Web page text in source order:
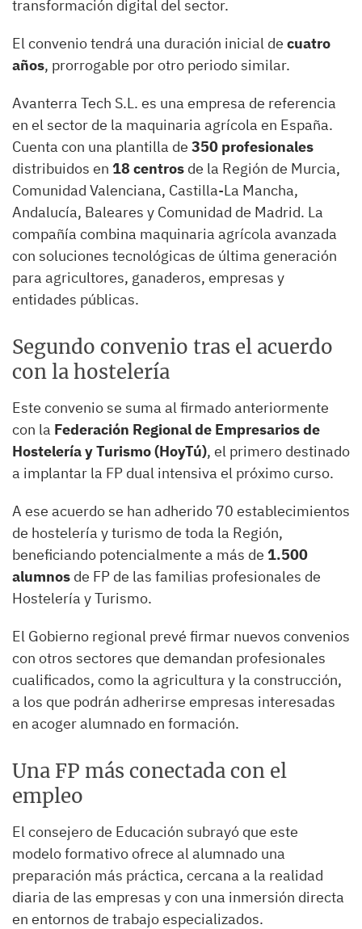
transformación digital del sector.
El convenio tendrá una duración inicial de cuatro
años, prorrogable por otro periodo similar.
Avanterra Tech S.L. es una empresa de referencia
en el sector de la maquinaria agrícola en España.
Cuenta con una plantilla de 350 profesionales
distribuidos en 18 centros de la Región de Murcia,
Comunidad Valenciana, Castilla-La Mancha,
Andalucía, Baleares y Comunidad de Madrid. La
compañía combina maquinaria agrícola avanzada
con soluciones tecnológicas de última generación
para agricultores, ganaderos, empresas y
entidades públicas.
Segundo convenio tras el acuerdo
con la hostelería
Este convenio se suma al firmado anteriormente
con la Federación Regional de Empresarios de
Hostelería y Turismo (HoyTú), el primero destinado
a implantar la FP dual intensiva el próximo curso.
A ese acuerdo se han adherido 70 establecimientos
de hostelería y turismo de toda la Región,
beneficiando potencialmente a más de 1.500
alumnos de FP de las familias profesionales de
Hostelería y Turismo.
El Gobierno regional prevé firmar nuevos convenios
con otros sectores que demandan profesionales
cualificados, como la agricultura y la construcción,
a los que podrán adherirse empresas interesadas
en acoger alumnado en formación.
Una FP más conectada con el
empleo
El consejero de Educación subrayó que este
modelo formativo ofrece al alumnado una
preparación más práctica, cercana a la realidad
diaria de las empresas y con una inmersión directa
en entornos de trabajo especializados.